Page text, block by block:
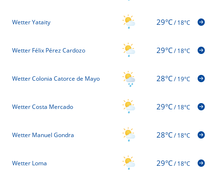
Wetter Yataity 29°C/18°C
Wetter Félix Pérez Cardozo 29°C/18°C
Wetter Colonia Catorce de Mayo 28°C/19°C
Wetter Costa Mercado 29°C/18°C
Wetter Manuel Gondra 28°C/18°C
Wetter Loma 29°C/18°C